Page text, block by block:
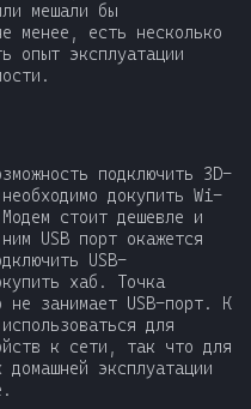
мешали бы
менее, есть несколько
опыт эксплуатации
подключить 3D-
докупить Wi-
стоит дешевле и
USB порт окажется
USB-
хаб. Точка
занимает USB-порт. К
для
к сети, так что для
эксплуатации